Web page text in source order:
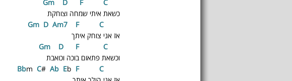
m D F
C
כשאת איתי שמחה וצוחקת
m D Am7 F
C
אז אני צוחק איתך
m D F
C
וכשאת פתאום בוכה וכואבת
m C# Ab Eb F
C